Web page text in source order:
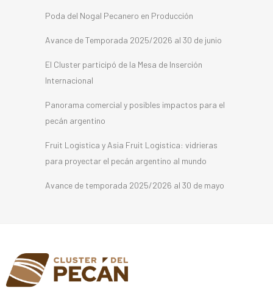
Poda del Nogal Pecanero en Producción
Avance de Temporada 2025/2026 al 30 de junio
El Cluster participó de la Mesa de Inserción
Internacional
Panorama comercial y posibles impactos para el
pecán argentino
Fruit Logistica y Asia Fruit Logistica: vidrieras
para proyectar el pecán argentino al mundo
Avance de temporada 2025/2026 al 30 de mayo